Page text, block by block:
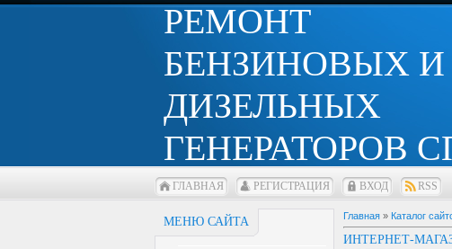
РЕМОНТ
БЕНЗИНОВЫХ И
ДИЗЕЛЬНЫХ
ГЕНЕРАТОРОВ
ГЛАВНАЯ РЕГИСТРАЦИЯ ВХОД RSS
МЕНЮ САЙТА Главная » Каталог
ИНТЕРНЕТ-